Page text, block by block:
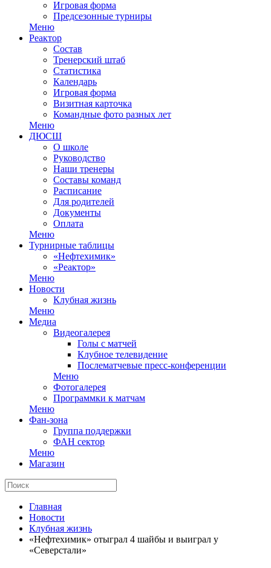
Игровая форма
Предсезонные турниры
Меню
Реактор
Состав
Тренерский штаб
Статистика
Календарь
Игровая форма
Визитная карточка
Командные фото разных лет
Меню
ДЮСШ
О школе
Руководство
Наши тренеры
Составы команд
Расписание
Для родителей
Документы
Оплата
Меню
Турнирные таблицы
«Нефтехимик»
«Реактор»
Меню
Новости
Клубная жизнь
Меню
Медиа
Видеогалерея
Голы с матчей
Клубное телевидение
Послематчевые пресс-конференции
Меню
Фотогалерея
Программки к матчам
Меню
Фан-зона
Группа поддержки
ФАН сектор
Меню
Магазин
Главная
Новости
Клубная жизнь
«Нефтехимик» отыграл 4 шайбы и выиграл у
«Северстали»